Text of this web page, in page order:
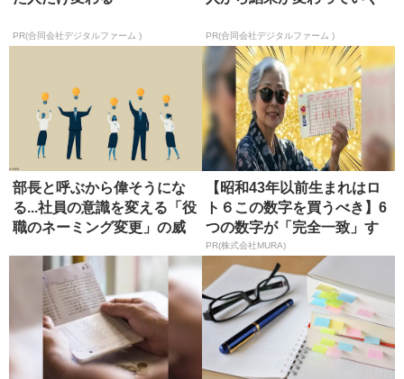
PR(合同会社デジタルファーム ) PR(合同会社デジタルファーム )
部長と呼ぶから偉そうにな
る...社員の意識を変える「役
職のネーミング変更」の威
【昭和43年以前生まれはロ
ト６この数字を買うべき】6
つの数字が「完全一致」す
る方...
PR(株式会社MURA)